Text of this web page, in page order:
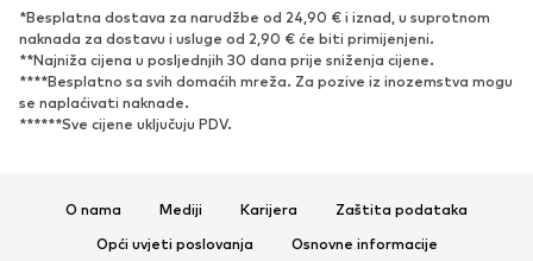
*Besplatna dostava za narudžbe od 24,90 € i iznad, u suprotnom
naknada za dostavu i usluge od 2,90 € će biti primijenjeni.
**Najniža cijena u posljednjih 30 dana prije sniženja cijene.
****Besplatno sa svih domaćih mreža. Za pozive iz inozemstva mogu
se naplaćivati ​​naknade.
******Sve cijene uključuju PDV.
O nama Mediji Karijera
Zaštita podataka
Opći uvjeti poslovanja
Osnovne informacije